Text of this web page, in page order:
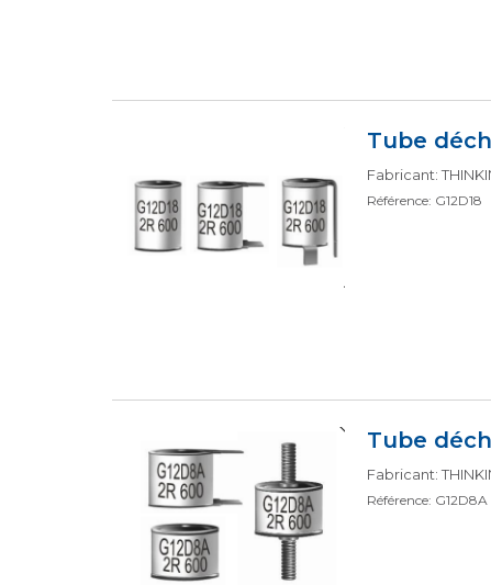
Tube
Fabricant:
Référence: G12D18
Tube
Fabricant:
Référence: G12D8A